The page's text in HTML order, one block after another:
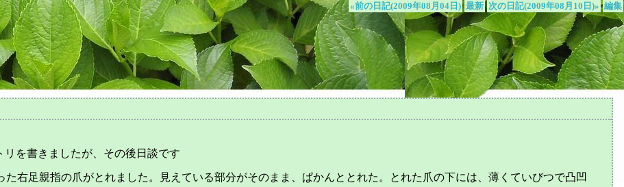
«前の日記(2009年08月04日) 最新 次の日記(2009年08月10日)» 編集
リを書きましたが、その後日談です
た右足親指の爪がとれました。見えている部分がそのまま、ぱかんととれた。とれた爪の下には、薄くていびつで凸凹